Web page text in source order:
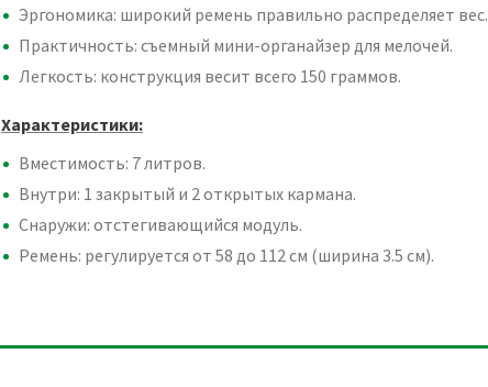
Эргономика: широкий ремень правильно распределяет вес.
Практичность: съемный мини-органайзер для мелочей.
Легкость: конструкция весит всего 150 граммов.
Характеристики:
Вместимость: 7 литров.
Внутри: 1 закрытый и 2 открытых кармана.
Снаружи: отстегивающийся модуль.
Ремень: регулируется от 58 до 112 см (ширина 3.5 см).